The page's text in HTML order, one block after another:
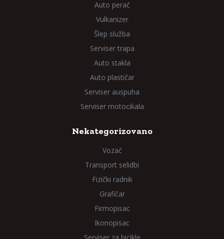
Auto perač
Vulkanizer
Šlep služba
Serviser trapa
Auto stakla
Auto plastičar
Serviser auspuha
Serviser motocikala
Nekategorizovano
Vozač
Transport selidbi
Fizički radnik
Grafičar
Firmopisac
Ikonopisac